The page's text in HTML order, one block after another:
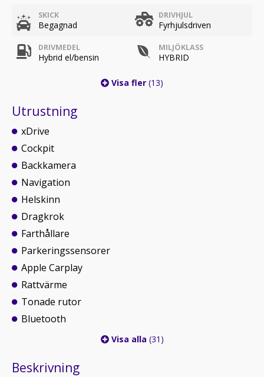
SKICK
Begagnad
DRIVHJUL
Fyrhjulsdriven
DRIVMEDEL
Hybrid el/bensin
MILJÖKLASS
HYBRID
Visa fler (13)
Utrustning
xDrive
Cockpit
Backkamera
Navigation
Helskinn
Dragkrok
Farthållare
Parkeringssensorer
Apple Carplay
Rattvärme
Tonade rutor
Bluetooth
Visa alla (31)
Beskrivning